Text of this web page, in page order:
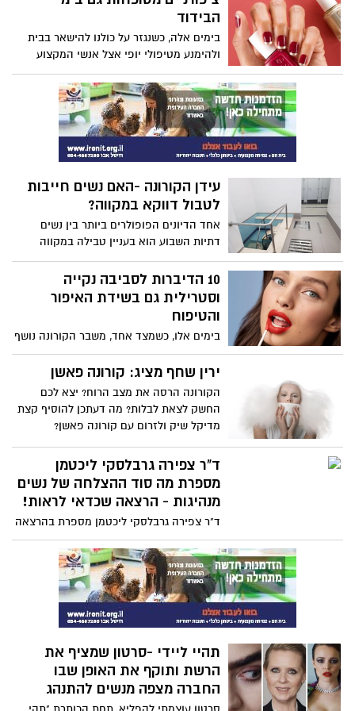
המשפחה למשבר הקורונה השלכות קשות על
ובעיקר מנשים מוחלשות, ביניהן נשים החיות
בעוני, נשים חד הוריות ואימהות יחידניות,
נשים נפגעות אלימות, עולות חדשות, עובדות
זרות ונשים קשישות.
הבידוד
בימים אלה, כשנגזר על כולנו להישאר בבית
ולהימנע מטיפולי יופי אצל אנשי המקצוע
האהובים עלינו והגעגוע למניקוריסטית שלנו
גדול מתמיד, אנחנו לא באמת צריכות לוותר
על ציפורניים מסודרות ומטופחות!
עידן הקורונה -האם נשים חייבות
לטבול דווקא במקווה?
אחד הדיונים הפופולרים ביותר בין נשים
דתיות השבוע הוא בעניין טבילה במקווה
בעידן הקורונה, מה שהתחיל בהיסוסים בנוגע
לאיך והאם לטבול עם התפרצות הקורונה,
הפך לדאגה של ממש עם החמרת הוראות
יהפכו למוקד להעברת הנגיף. הנושא
האינטימי שנשים רבות לא מדברות עליו, הפך
לנושא מדובר וסוער, נשים רבות פונות
למקוואות בדאגה שלא יוכלו לטבול
10 הדיברות לסביבה נקייה
וסטרילית גם בשידת האיפור
והטיפוח
בימים אלו, כשמצד אחד, משבר הקורונה נושף
בעורפנו, ושמירה על סביבה סטרילית סביבנו
הפכה להיות המטרה הראשית של כולנו, ומצד
שני אביב הגיע, פסח בא! ומסמל את שיא
תקופת הניקיונות, הסדר וההתחדשות, חשוב
להתייחס גם לשידת האיפור והטיפוח שלנו.
ירין שחף מציג: קורונה פאשן
הקורונה הרסה את מצב הרוח? יצא לכם
החשק לצאת לבלות? מה דעתכן להוסיף קצת
מדיקל שיק ולזרום עם קורונה פאשן?
ד"ר צפירה גרבלסקי ליכטמן
מספרת מה סוד ההצלחה של נשים
מנהיגות - הרצאה שכדאי לראות!
ד"ר צפירה גרבלסקי ליכטמן מספרת בהרצאה
בת כמה דקות את סוד ההצלחה של נשים
מנהיגות . לטענתה ההצלחה טמונה באופן
שבו הן מדברות ומתקשרות עם הסביבה.
התקשורת הבינאישית שלהן היא לא בדיוק
גברית ולא בדיוק נשית, אלא סוג של מודל
חדש שמשלב את יתרונות שתי הגישות האלו,
הסוד הזה וכך להצליח הרבה יותר בחיים...
שווה צפייה
תהיי ליידי -סרטון שמציף את
הרשת ותוקף את האופן שבו
החברה מצפה מנשים להתנהג